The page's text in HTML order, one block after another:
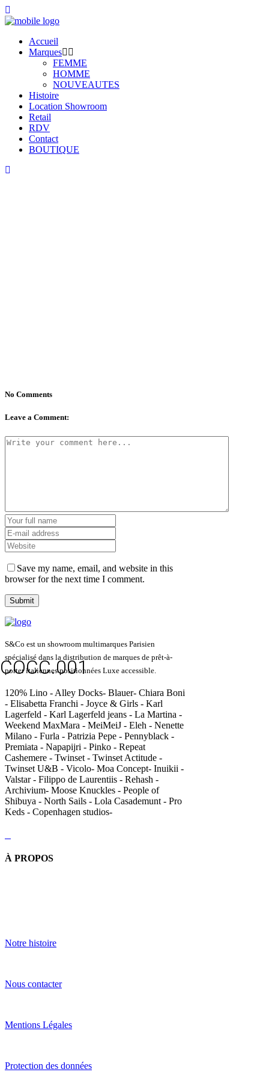
Accueil
Marques
FEMME
HOMME
NOUVEAUTES
Histoire
Location Showroom
Retail
RDV
Contact
BOUTIQUE
COCC.001
No Comments
Leave a Comment:
Save my name, email, and website in this
browser for the next time I comment.
S&Co est un showroom multimarques Parisien
spécialisé dans la distribution de marques de prêt-à-
porter italiennes positionnées Luxe accessible.
120% Lino - Alley Docks- Blauer- Chiara Boni
- Elisabetta Franchi - Joyce & Girls - Karl
Lagerfeld - Karl Lagerfeld jeans - La Martina -
Weekend MaxMara - MeiMeiJ - Eleh - Nenette
Milano - Furla - Patrizia Pepe - Pennyblack -
Premiata - Napapijri - Pinko - Repeat
Cashemere - Twinset - Twinset Actitude -
Twinset U&B - Vicolo- Moa Concept- Inuikii -
Valstar - Filippo de Laurentiis - Rehash -
Archivium- Moose Knuckles - People of
Shibuya - North Sails - Lola Casademunt - Pro
Keds - Copenhagen studios-
À PROPOS
Notre histoire
Nous contacter
Mentions Légales
Protection des données